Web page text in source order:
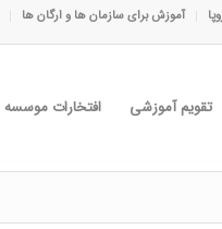
آموزش برای سازمان ها و ارگان ها
تقویم آموزشی افتخارات موسسه